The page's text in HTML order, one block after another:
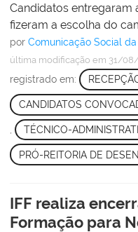
Candidatos entregaram
fizeram a escolha do
por Comunicação Social da
última modificação em 31/08/
registrado em:
CANDIDATOS
TÉCNICO-
PRÓ-REITORIA DE
IFF realiza
Formação para